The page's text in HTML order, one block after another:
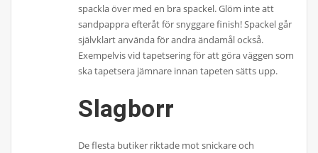
spackla över med en bra spackel. Glöm inte att
sandpappra efteråt för snyggare finish! Spackel går
självklart använda för andra ändamål också.
Exempelvis vid tapetsering för att göra väggen som
ska tapetsera jämnare innan tapeten sätts upp.
Slagborr
De flesta butiker riktade mot snickare och